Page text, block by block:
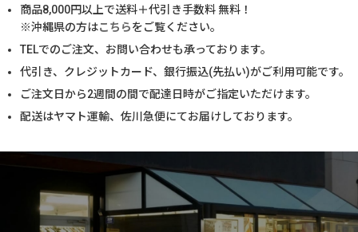
商品8,000円以上で送料＋代引き手数料 無料！
※沖縄県の方はこちらをご覧ください。
TELでのご注文、お問い合わせも承っております。
代引き、クレジットカード、銀行振込(先払い)がご利用可能です。
ご注文日から2週間の間で配達日時がご指定いただけます。
配送はヤマト運輸、佐川急便にてお届けしております。